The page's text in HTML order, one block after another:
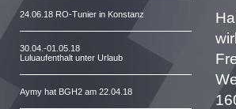
24.06.18 RO-Tunier in Konstanz
30.04.-01.05.18
Luluaufenthalt unter Urlaub
Aymy hat BGH2 am 22.04.18